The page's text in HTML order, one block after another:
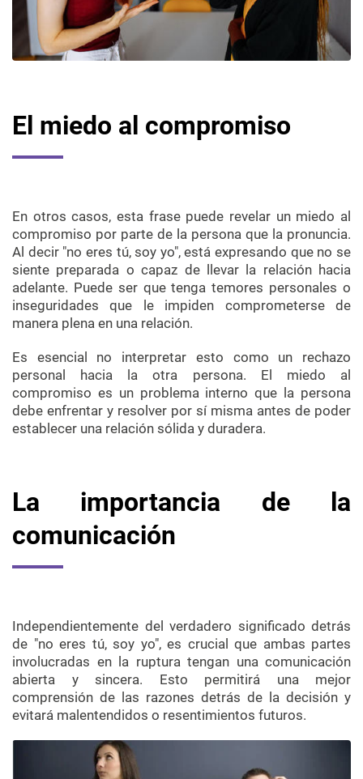
El miedo al compromiso
En otros casos, esta frase puede revelar un miedo al
compromiso por parte de la persona que la pronuncia.
Al decir "no eres tú, soy yo", está expresando que no se
siente preparada o capaz de llevar la relación hacia
adelante. Puede ser que tenga temores personales o
inseguridades que le impiden comprometerse de
manera plena en una relación.
Es esencial no interpretar esto como un rechazo
personal hacia la otra persona. El miedo al
compromiso es un problema interno que la persona
debe enfrentar y resolver por sí misma antes de poder
establecer una relación sólida y duradera.
La importancia de la
comunicación
Independientemente del verdadero significado detrás
de "no eres tú, soy yo", es crucial que ambas partes
involucradas en la ruptura tengan una comunicación
abierta y sincera. Esto permitirá una mejor
comprensión de las razones detrás de la decisión y
evitará malentendidos o resentimientos futuros.